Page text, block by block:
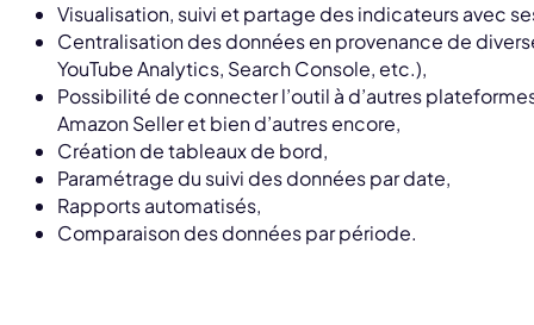
Visualisation, suivi et partage des indicateurs avec
Centralisation des données en provenance de
YouTube Analytics, Search Console, etc.),
Possibilité de connecter l’outil à d’autres
Amazon Seller et bien d’autres encore,
Création de tableaux de bord,
Paramétrage du suivi des données par date,
Rapports automatisés,
Comparaison des données par période.